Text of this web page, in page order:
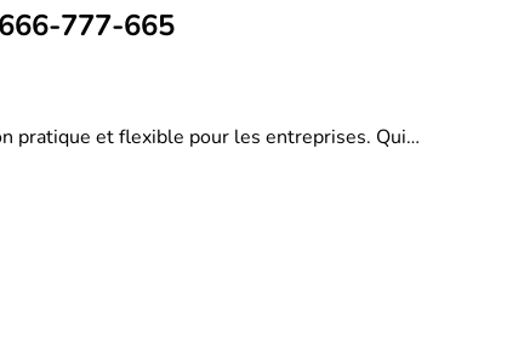
777-665
pratique et flexible pour les entreprises. Qui…